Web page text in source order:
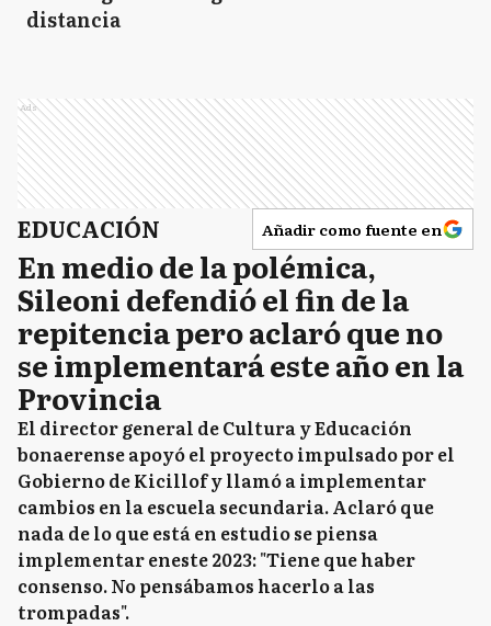
distancia
Ads
EDUCACIÓN Añadir como fuente en
En medio de la polémica,
Sileoni defendió el fin de la
repitencia pero aclaró que no
se implementará este año en la
Provincia
El director general de Cultura y Educación
bonaerense apoyó el proyecto impulsado por el
Gobierno de Kicillof y llamó a implementar
cambios en la escuela secundaria. Aclaró que
nada de lo que está en estudio se piensa
implementar eneste 2023: "Tiene que haber
consenso. No pensábamos hacerlo a las
trompadas".